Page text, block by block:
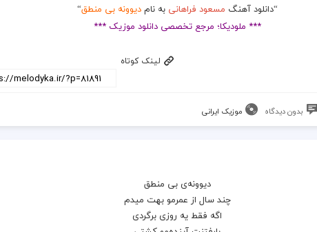
“دانلود آهنگ مسعود فراهانی به نامدیوونه‌ بی منطق“
*** ملودیکا؛ مرجع تخصصی دانلود موزیک ***
لینک کوتاه
بدون دیدگاه موزیک ایرانی
دیوونه‌ی بی منطق
چند سال از عمرمو بهت میدم
اگه فقط یه روزی برگردی